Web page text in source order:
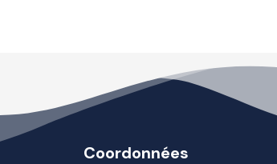
Coordonnées